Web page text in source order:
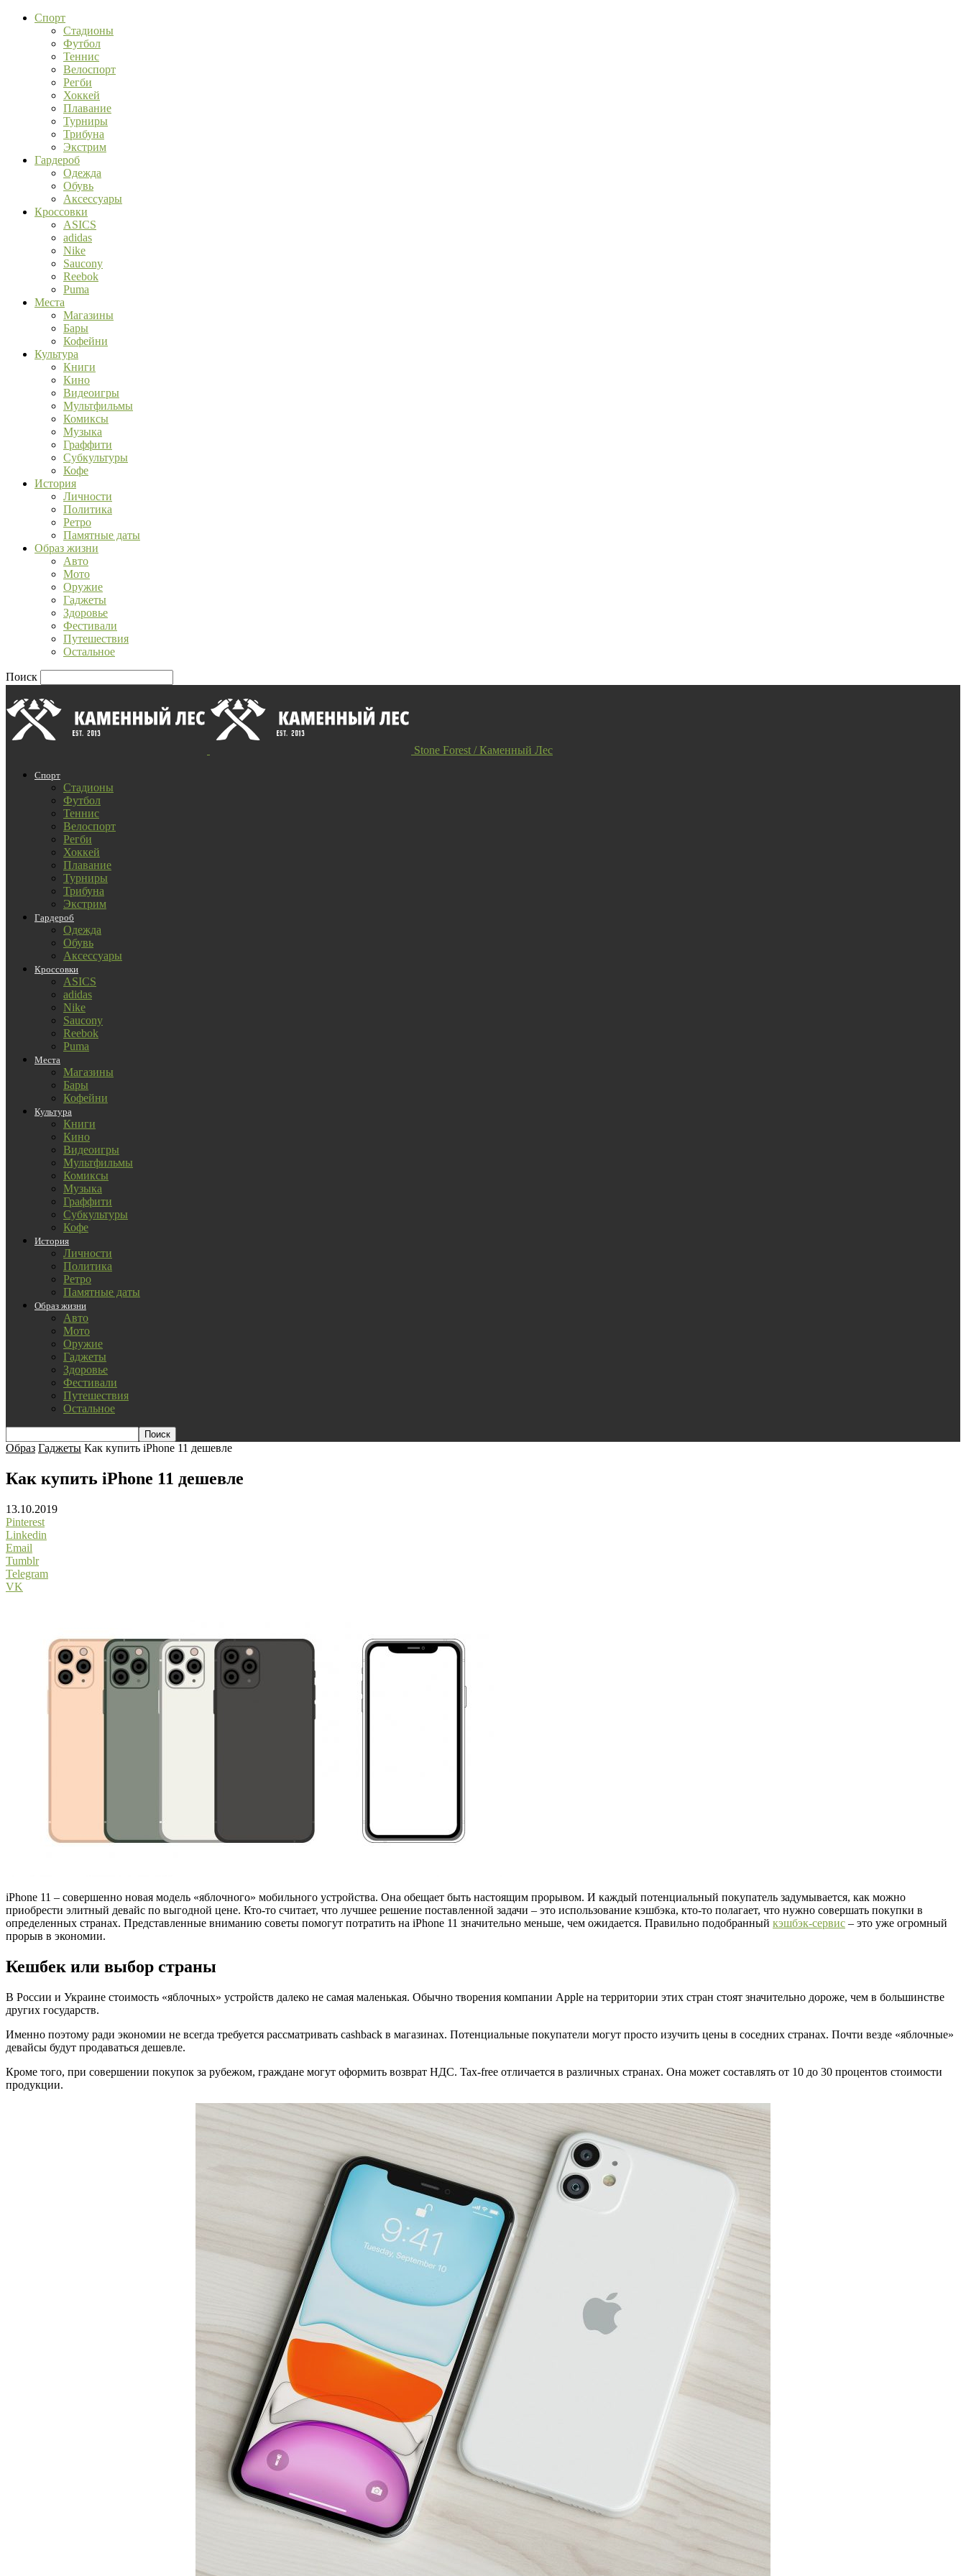
Спорт
Стадионы
Футбол
Теннис
Велоспорт
Регби
Хоккей
Плавание
Турниры
Трибуна
Экстрим
Гардероб
Одежда
Обувь
Аксессуары
Кроссовки
ASICS
adidas
Nike
Saucony
Reebok
Puma
Места
Магазины
Бары
Кофейни
Культура
Книги
Кино
Видеоигры
Мультфильмы
Комиксы
Музыка
Граффити
Субкультуры
Кофе
История
Личности
Политика
Ретро
Памятные даты
Образ жизни
Авто
Мото
Оружие
Гаджеты
Здоровье
Фестивали
Путешествия
Остальное
Поиск
Stone Forest / Каменный Лес
Спорт
Стадионы
Футбол
Теннис
Велоспорт
Регби
Хоккей
Плавание
Турниры
Трибуна
Экстрим
Гардероб
Одежда
Обувь
Аксессуары
Кроссовки
ASICS
adidas
Nike
Saucony
Reebok
Puma
Места
Магазины
Бары
Кофейни
Культура
Книги
Кино
Видеоигры
Мультфильмы
Комиксы
Музыка
Граффити
Субкультуры
Кофе
История
Личности
Политика
Ретро
Памятные даты
Образ жизни
Авто
Мото
Оружие
Гаджеты
Здоровье
Фестивали
Путешествия
Остальное
Образ Гаджеты Как купить iPhone 11 дешевле
Как купить iPhone 11 дешевле
13.10.2019
Pinterest
Linkedin
Email
Tumblr
Telegram
VK
iPhone 11 – совершенно новая модель «яблочного» мобильного устройства. Она обещает быть настоящим прорывом. И каждый потенциальный покупатель задумывается, как можно
приобрести элитный девайс по выгодной цене. Кто-то считает, что лучшее решение поставленной задачи – это использование кэшбэка, кто-то полагает, что нужно совершать покупки в
определенных странах. Представленные вниманию советы помогут потратить на iPhone 11 значительно меньше, чем ожидается. Правильно подобранный кэшбэк-сервис – это уже огромный
прорыв в экономии.
Кешбек или выбор страны
В России и Украине стоимость «яблочных» устройств далеко не самая маленькая. Обычно творения компании Apple на территории этих стран стоят значительно дороже, чем в большинстве
других государств.
Именно поэтому ради экономии не всегда требуется рассматривать cashback в магазинах. Потенциальные покупатели могут просто изучить цены в соседних странах. Почти везде «яблочные»
девайсы будут продаваться дешевле.
Кроме того, при совершении покупок за рубежом, граждане могут оформить возврат НДС. Tax-free отличается в различных странах. Она может составлять от 10 до 30 процентов стоимости
продукции.